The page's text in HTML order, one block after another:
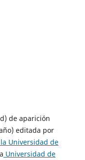
de aparición
editada por
Universidad de
Universidad de